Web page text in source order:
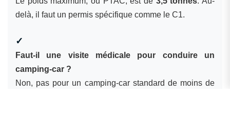
delà, il faut un permis spécifique comme le C1.
Faut-il une visite médicale pour conduire un
camping-car ?
Non, pas pour un camping-car standard de moins de